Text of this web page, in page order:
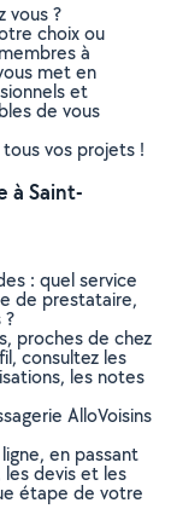
vous ?
choix ou
à
met en
et
de vous
vos projets !
à Saint-
: quel service
de prestataire,
?
proches de chez
consultez les
les notes
AlloVoisins
en passant
les devis et les
étape de votre